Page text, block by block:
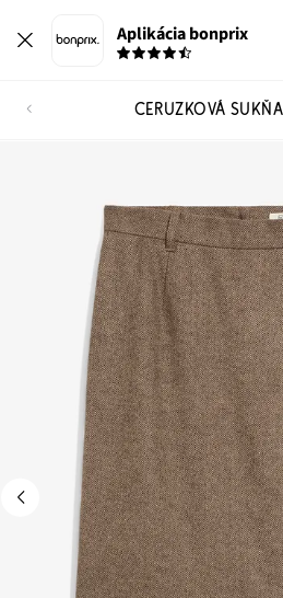
Aplikácia bonprix
CERUZKOVÁ